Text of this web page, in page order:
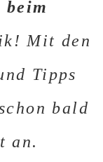
beim
Mit den
Tipps
bald
an.